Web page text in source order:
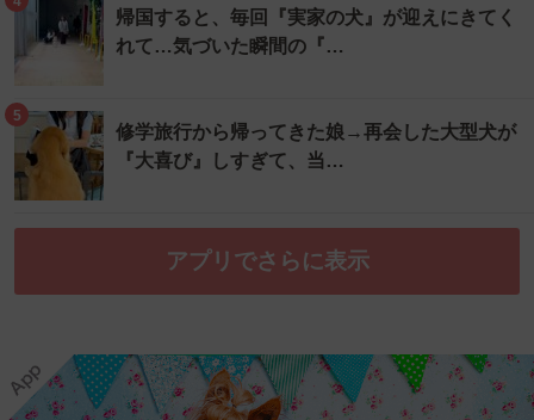
帰国すると、毎回『実家の犬』が迎えにきてく
れて…気づいた瞬間の『…
5
修学旅行から帰ってきた娘→再会した大型犬が
『大喜び』しすぎて、当…
アプリでさらに表示